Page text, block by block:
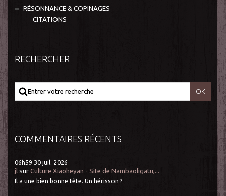
RÉSONNANCE & COPINAGES
CITATIONS
RECHERCHER
COMMENTAIRES RÉCENTS
06h59 30 juil. 2026
jl surCulture Xiaoheyan - Site de Nambaoligatu,...
Il a une bien bonne tête. Un hérisson ?